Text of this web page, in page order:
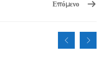
Επόμενο